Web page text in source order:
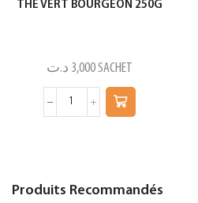
THE VERT BOURGEON 250G
3,000 د.ت SACHET
Produits Recommandés